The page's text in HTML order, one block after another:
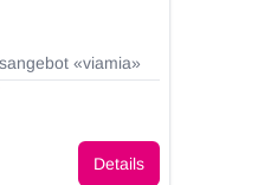
«viamia»
Details